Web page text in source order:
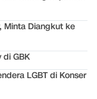
Minta Diangkut ke
di GBK
LGBT di Konser